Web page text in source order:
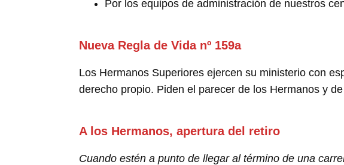
Por los equipos de administración de nuestros
Nueva Regla de Vida nº 159a
Los Hermanos Superiores ejercen su ministerio con
derecho propio. Piden el parecer de los Hermanos y
A los Hermanos, apertura del retiro
Cuando estén a punto de llegar al término de una